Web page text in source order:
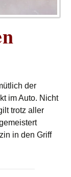
der
im Auto. Nicht
trotz aller
in den Griff